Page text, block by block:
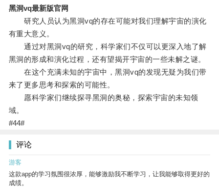
黑洞vq最新版官网
研究人员认为黑洞vq的存在可能对我们理解宇宙的演化
有重大意义。
通过对黑洞vq的研究，科学家们不仅可以更深入地了解
黑洞的形成和演化过程，还有望揭开宇宙的一些未解之谜。
在这个充满未知的宇宙中，黑洞vq的发现无疑为我们带
来了更多思考和探索的可能性。
愿科学家们继续探寻黑洞的奥秘，探索宇宙的未知领
域。
#44#
评论
游客
这款app的学习氛围很浓厚，能够激励我不断学习，让我能够取得更好的
成绩。